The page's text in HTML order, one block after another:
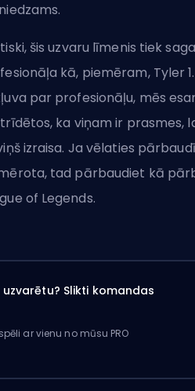
šis uzvaru līmenis tiek
kā, piemēram, Tyler 1.
par profesionāļu, mēs
ka viņam ir prasmes,
izraisa. Ja vēlaties
tad pārbaudiet kā
of Legends.
Slikti komandas
ar vienu no mūsu PRO